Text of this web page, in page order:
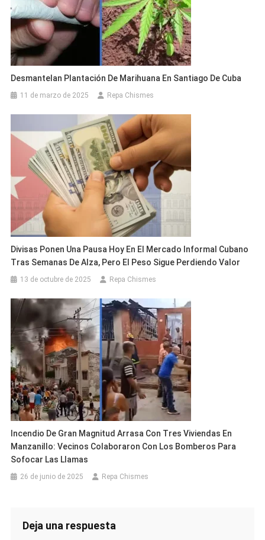
Desmantelan Plantación De Marihuana En Santiago De Cuba
11 de marzo de 2025 Repa Chismes
Divisas Ponen Una Pausa Hoy En El Mercado Informal Cubano
Tras Semanas De Alza, Pero El Peso Sigue Perdiendo Valor
13 de octubre de 2025 Repa Chismes
Incendio De Gran Magnitud Arrasa Con Tres Viviendas En
Manzanillo: Vecinos Colaboraron Con Los Bomberos Para
Sofocar Las Llamas
26 de junio de 2025 Repa Chismes
Deja una respuesta